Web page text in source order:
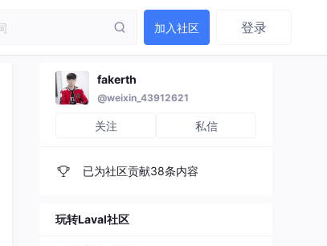
加入社区 登录
fakerth
@weixin_43912621
关注 私信
已为社区贡献38条内容
玩转Laval社区